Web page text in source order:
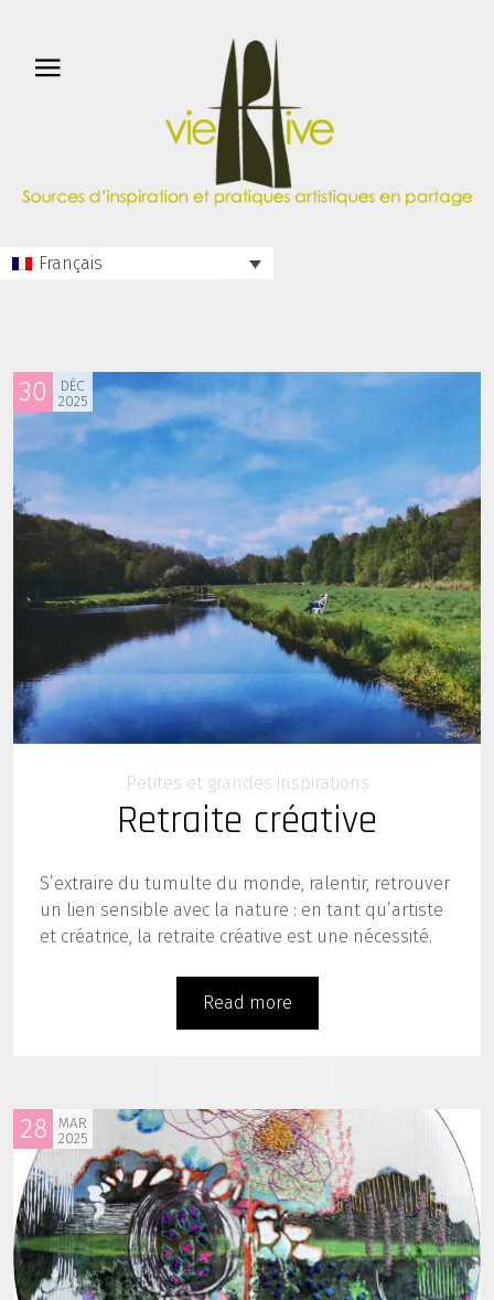
Français
30
DÉC
2025
Petites et grandes inspirations
Retraite créative
S’extraire du tumulte du monde, ralentir, retrouver
un lien sensible avec la nature : en tant qu’artiste
et créatrice, la retraite créative est une nécessité.
Read more
28
MAR
2025